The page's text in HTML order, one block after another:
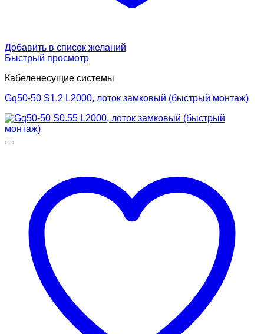
Добавить в список желаний
Быстрый просмотр
Кабеленесущие системы
Gq50-50 S1.2 L2000, лоток замковый (быстрый монтаж)